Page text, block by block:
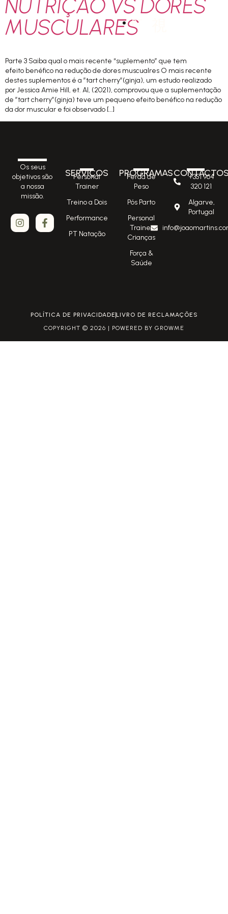
PT
NUTRIÇÃO VS DORES
MUSCULARES
Parte 3 Saiba qual o mais recente “suplemento” que tem
efeito benéfico na redução de dores muscualres O mais recente
destes suplementos é a ”tart cherry”(ginja), um estudo realizado
por Jessica Amie Hill, et. Al, (2021), comprovou que a suplementação
de ”tart cherry”(ginja) teve um pequeno efeito benéfico na redução
da dor muscular e foi observado […]
Os seus
objetivos são
a nossa
missão.
SERVIÇOS
Personal
Trainer
Treino a Dois
Performance
PT Natação
PROGRAMAS
Perda de
Peso
Pós Parto
Personal
Trainer
Crianças
Força &
Saúde
+351 964
320 121
Algarve,
Portugal
POLÍTICA DE PRIVACIDADE LIVRO DE RECLAMAÇÕES
COPYRIGHT © 2026 | POWERED BY GROWME